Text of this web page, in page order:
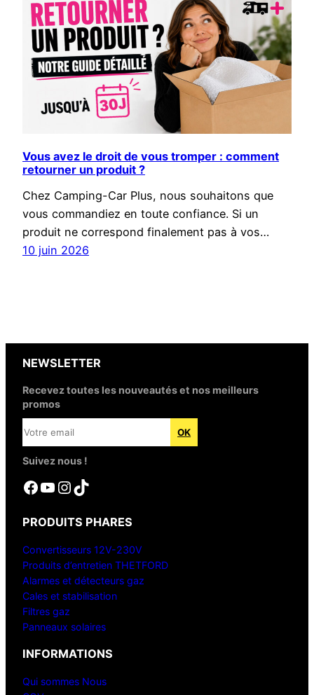
Vous avez le droit de vous tromper : comment
retourner un produit ?
Chez Camping-Car Plus, nous souhaitons que
vous commandiez en toute confiance. Si un
produit ne correspond finalement pas à vos…
10 juin 2026
NEWSLETTER
Recevez toutes les nouveautés et nos meilleurs
promos
Suivez nous !
Facebook YouTube InstagramTikTok
PRODUITS PHARES
Convertisseurs 12V-230V
Produits d’entretien THETFORD
Alarmes et détecteurs gaz
Cales et stabilisation
Filtres gaz
Panneaux solaires
INFORMATIONS
Qui sommes Nous